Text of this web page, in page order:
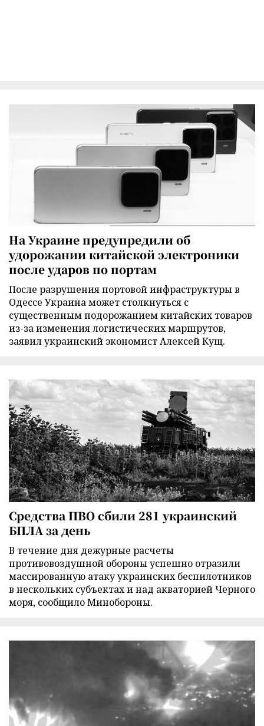
На Украине предупредили об
удорожании китайской электроники
после ударов по портам
После разрушения портовой инфраструктуры в
Одессе Украина может столкнуться с
существенным подорожанием китайских товаров
из-за изменения логистических маршрутов,
заявил украинский экономист Алексей Кущ.
Средства ПВО сбили 281 украинский
БПЛА за день
В течение дня дежурные расчеты
противовоздушной обороны успешно отразили
массированную атаку украинских беспилотников
в нескольких субъектах и над акваторией Черного
моря, сообщило Минобороны.